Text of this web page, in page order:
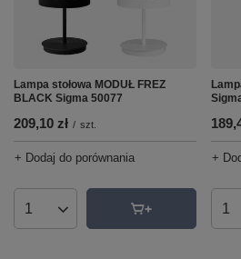
Lampa stołowa MODUŁ FREZ
BLACK Sigma 50077
209,10 zł / szt.
+ Dodaj do porównania
Ilość produktów
+